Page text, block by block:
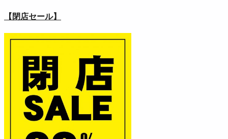
【閉店セール】